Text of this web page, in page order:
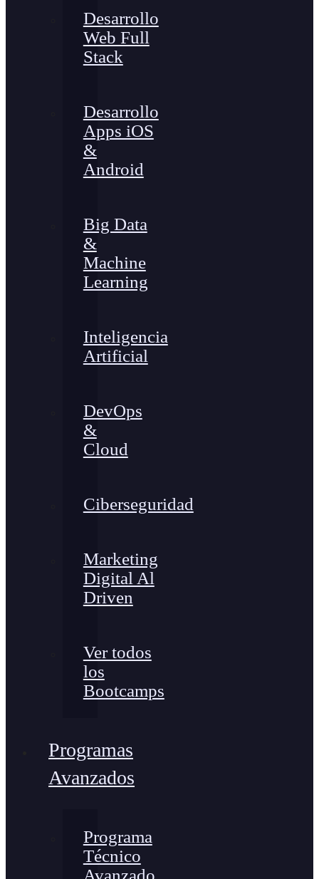
Desarrollo
Web Full
Stack
Desarrollo
Apps iOS
&
Android
Big Data
&
Machine
Learning
Inteligencia
Artificial
DevOps
&
Cloud
Ciberseguridad
Marketing
Digital Al
Driven
Ver todos
los
Bootcamps
Programas
Avanzados
Programa
Técnico
Avanzado